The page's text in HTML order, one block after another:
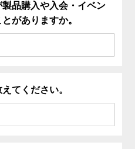
品購入や入会・イベン
がありますか。
てください。